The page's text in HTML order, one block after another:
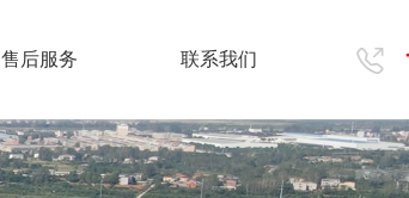
售后服务 联系我们